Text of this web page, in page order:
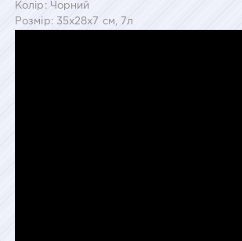
Колір: Чорний
Розмір: 35x28x7 см, 7л